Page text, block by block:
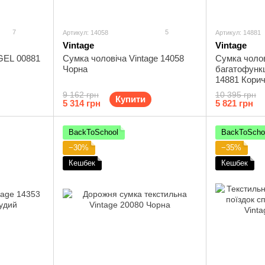
7
00881
Артикул: 14058 5
Vintage
Сумка чоловіча Vintage 14058
Чорна
9 162 грн
5 314 грн Купити
Артикул: 14881
Vintage
Сумка
14881
10 395 грн
5 821 грн
BackToSchool
−30%
Кешбек
−35%
Кешбек